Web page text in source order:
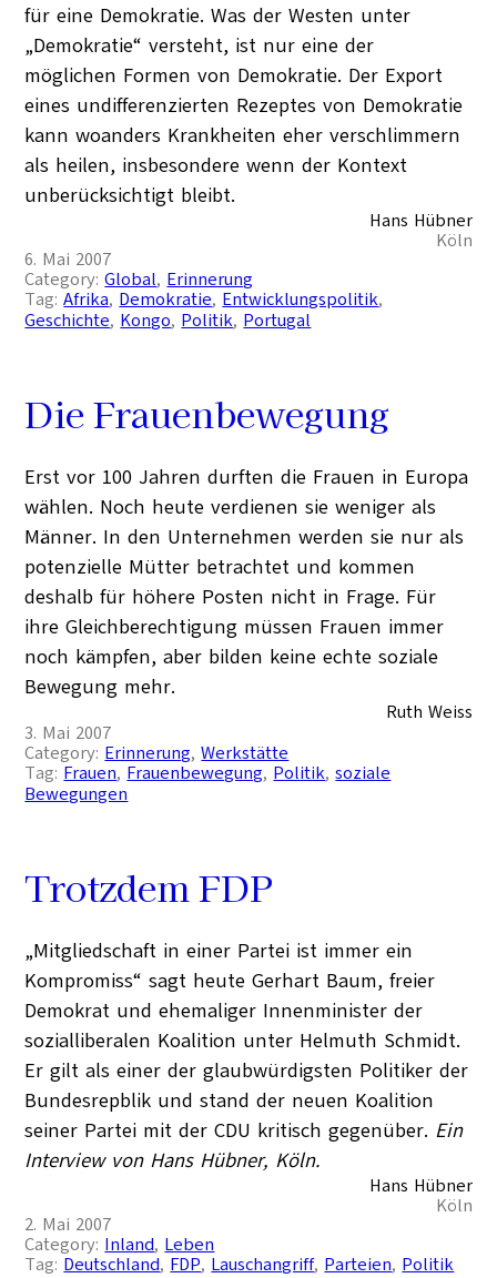
für eine Demokratie. Was der Westen unter
„Demokratie“ versteht, ist nur eine der
möglichen Formen von Demokratie. Der Export
eines undifferenzierten Rezeptes von Demokratie
kann woanders Krankheiten eher verschlimmern
als heilen, insbesondere wenn der Kontext
unberücksichtigt bleibt.
Hans Hübner
Köln
6. Mai 2007
Category:Global, Erinnerung
Tag:Afrika, Demokratie, Entwicklungspolitik
Geschichte, Kongo, Politik, Portugal
Die Frauenbewegung
Erst vor 100 Jahren durften die Frauen in Europa
wählen. Noch heute verdienen sie weniger als
Männer. In den Unternehmen werden sie nur als
potenzielle Mütter betrachtet und kommen
deshalb für höhere Posten nicht in Frage. Für
ihre Gleichberechtigung müssen Frauen immer
noch kämpfen, aber bilden keine echte soziale
Bewegung mehr.
Ruth Weiss
3. Mai 2007
Category: Erinnerung, Werkstätte
Tag: Frauen, Frauenbewegung, Politik, soziale
Bewegungen
Trotzdem FDP
„Mitgliedschaft in einer Partei ist immer ein
Kompromiss“ sagt heute Gerhart Baum, freier
Demokrat und ehemaliger Innenminister der
sozialliberalen Koalition unter Helmuth Schmidt.
Er gilt als einer der glaubwürdigsten Politiker der
Bundesrepblik und stand der neuen Koalition
seiner Partei mit der CDU kritisch gegenüber. Ein
Interview von Hans Hübner, Köln.
Hans Hübner
Köln
2. Mai 2007
Category: Inland, Leben
Tag: Deutschland, FDP, Lauschangriff, Parteien, Politik